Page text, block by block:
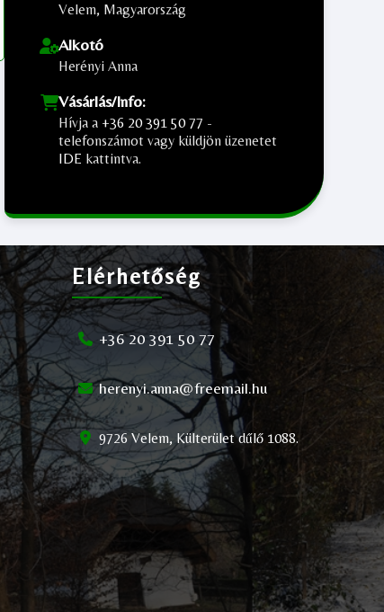
Velem, Magyarország
Alkotó
Herényi Anna
Vásárlás/Info:
Hívja a +36 20 391 50 77 -
telefonszámot vagy küldjön üzenetet
IDE kattintva.
Elérhetőség
+36 20 391 50 77
herenyi.anna@freemail.hu
9726 Velem, Külterület dűlő 1088.